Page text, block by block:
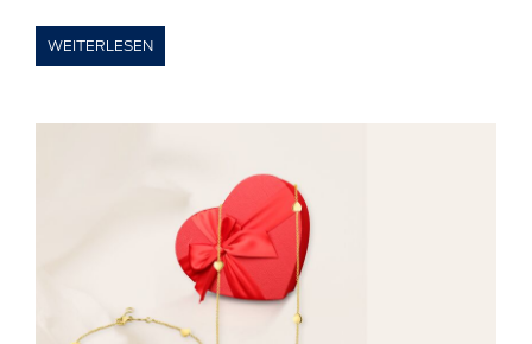
WEITERLESEN